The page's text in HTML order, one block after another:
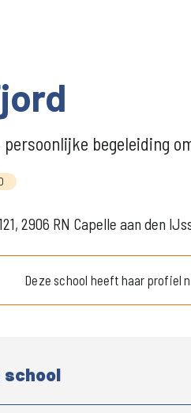
persoonlijke begeleiding
2906 RN Capelle aan den
Deze school heeft haar profiel
school